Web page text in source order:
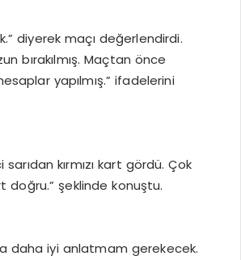
diyerek maçı değerlendirdi.
bırakılmış. Maçtan önce
yapılmış.” ifadelerini
kırmızı kart gördü. Çok
doğru.” şeklinde konuştu.
daha iyi anlatmam gerekecek.